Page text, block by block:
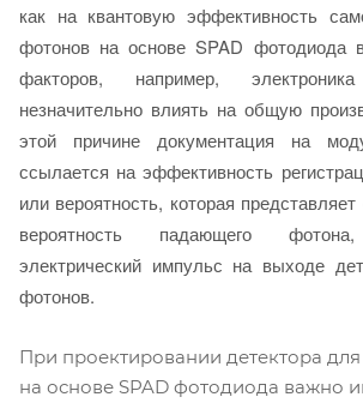
как на квантовую эффективность
фотонов на основе SPAD фотодиода
факторов, например,
незначительно влиять на общую
этой причине документация на
ссылается на эффективность
или вероятность, которая
вероятность падающего фотона,
электрический импульс на выходе
фотонов.
При проектировании детектора
на основе SPAD фотодиода важно